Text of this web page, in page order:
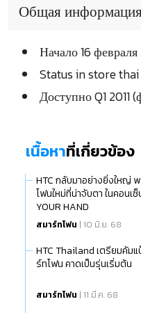
Общая
Начало 16
Status in store thai
Доступно Q1 2011
เนื้อหาที่เกี่ยวข้อง
HTC กลับมาอย่างยิ่งใหญ่
โฟนใหม่ที่น่าจับตา ในคอนเ
YOUR HAND
สมาร์ทโฟน | 10 มิ.ย. 68
HTC Thailand เตรียมคัม
ร์ทโฟน คาดเป็นรุ่นเริ่มต้น
สมาร์ทโฟน | 11 มี.ค. 68